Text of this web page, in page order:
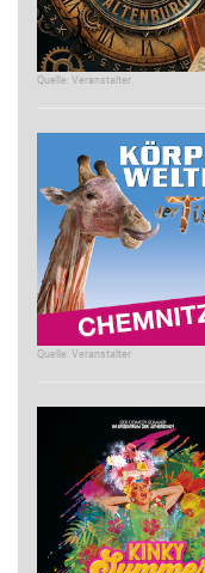
Quelle: Veranstalter
Quelle: Veranstalter